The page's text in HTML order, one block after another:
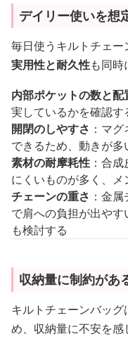
デイリー使いを想
毎日使うキルトチェー
実用性と耐久性も同時
内部ポケットの数と配
実しているかを確認す
開閉のしやすさ ：マ
できるため、動きが
素材の耐摩耗性 ：合
にくいものが多く、
チェーンの重さ ：金
で肩への負担が出や
も検討する
収納量に制約があ
キルトチェーンバッ
め、収納量に不安を感